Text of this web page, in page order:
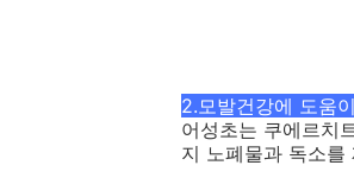
2.모발건강에 도움
어성초는 쿠에르치
지 노폐물과 독소